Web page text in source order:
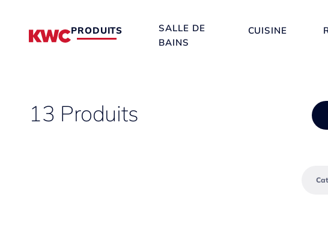
PRODUITS
SALLE DE
BAINS
CUISINE
13 Produits